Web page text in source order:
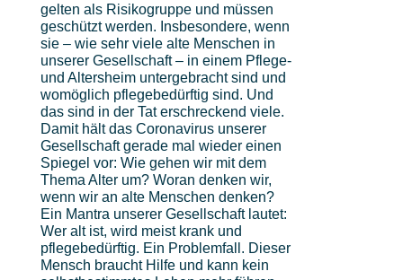
gelten als Risikogruppe und müssen
geschützt werden. Insbesondere, wenn
sie – wie sehr viele alte Menschen in
unserer Gesellschaft – in einem Pflege-
und Altersheim untergebracht sind und
womöglich pflegebedürftig sind. Und
das sind in der Tat erschreckend viele.
Damit hält das Coronavirus unserer
Gesellschaft gerade mal wieder einen
Spiegel vor: Wie gehen wir mit dem
Thema Alter um? Woran denken wir,
wenn wir an alte Menschen denken?
Ein Mantra unserer Gesellschaft lautet:
Wer alt ist, wird meist krank und
pflegebedürftig. Ein Problemfall. Dieser
Mensch braucht Hilfe und kann kein